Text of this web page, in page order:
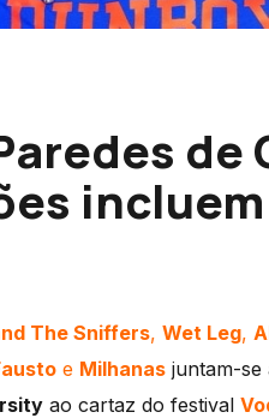
de
The Sniffers, Wet Leg,
e Milhanas juntam-se
ao cartaz do festival